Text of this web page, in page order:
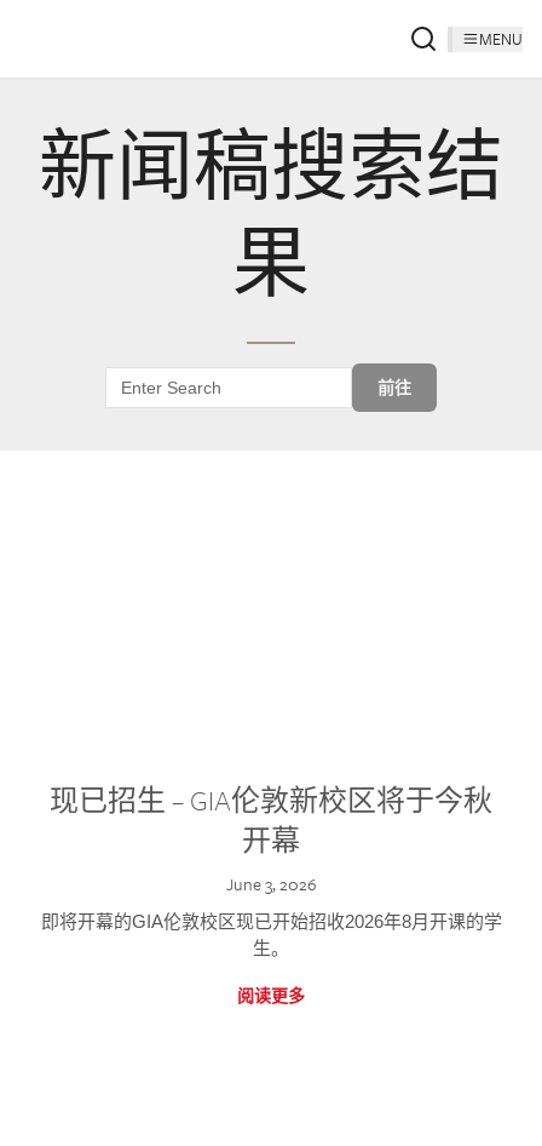
MENU
新闻稿搜索结
果
前往
现已招生 – GIA伦敦新校区将于今秋
开幕
June 3, 2026
即将开幕的GIA伦敦校区现已开始招收2026年8月开课的学
生。
阅读更多